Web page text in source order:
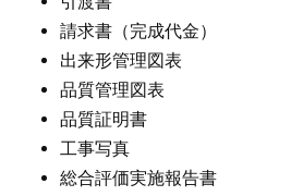
請求書（完成代金）
出来形管理図表
品質管理図表
品質証明書
工事写真
総合評価実施報告書